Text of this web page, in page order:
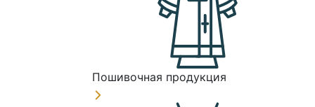
Пошивочная продукция